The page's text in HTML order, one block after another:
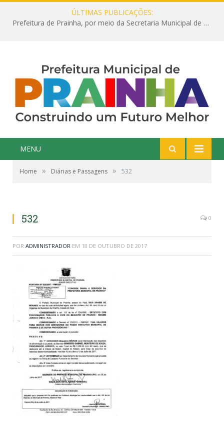
ÚLTIMAS PUBLICAÇÕES:
Prefeitura de Prainha, por meio da Secretaria Municipal de Educação, abre 354 vagas na área da Educação para 2025 com processo seletivo simplificado
MENU
Home » Diárias e Passagens » 532
532 0
POR ADMINISTRADOR EM 18 DE OUTUBRO DE 2017